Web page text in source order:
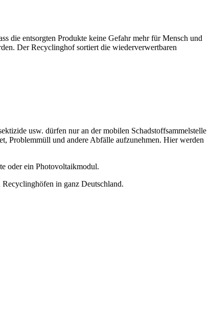
die entsorgten Produkte keine Gefahr mehr für Mensch und
Der Recyclinghof sortiert die wiederverwertbaren
usw. dürfen nur an der mobilen Schadstoffsammelstelle
Problemmüll und andere Abfälle aufzunehmen. Hier werden
oder ein Photovoltaikmodul.
in ganz Deutschland.